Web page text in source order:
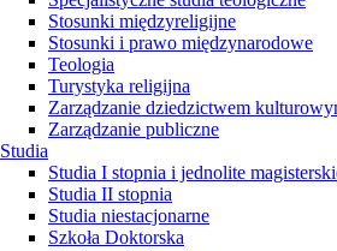
Stosunki międzyreligijne
Stosunki i prawo międzynarodowe
Teologia
Turystyka religijna
Zarządzanie dziedzictwem
Zarządzanie publiczne
Studia
Studia I stopnia i jednolite
Studia II stopnia
Studia niestacjonarne
Szkoła Doktorska